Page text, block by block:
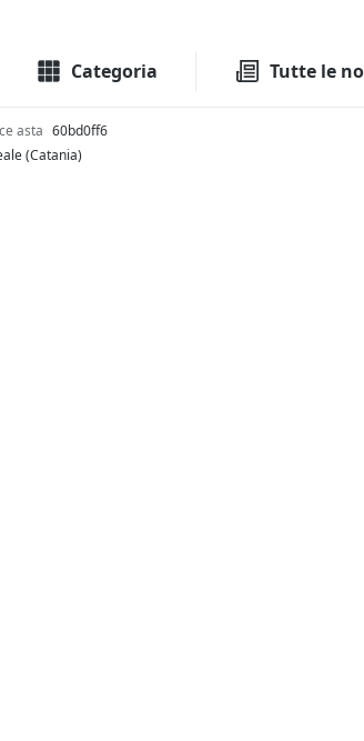
Categoria Tutte le
asta 60bd0ff6
(Catania)